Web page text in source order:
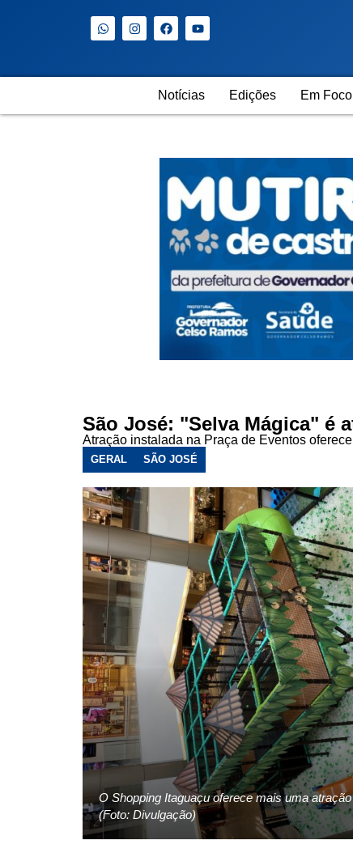
Notícias Edições Em
São José: "Selva Mágica" é
Atração instalada na Praça de Eventos
GERAL SÃO JOSÉ
O Shopping Itaguaçu oferece mais uma
(Foto: Divulgação)